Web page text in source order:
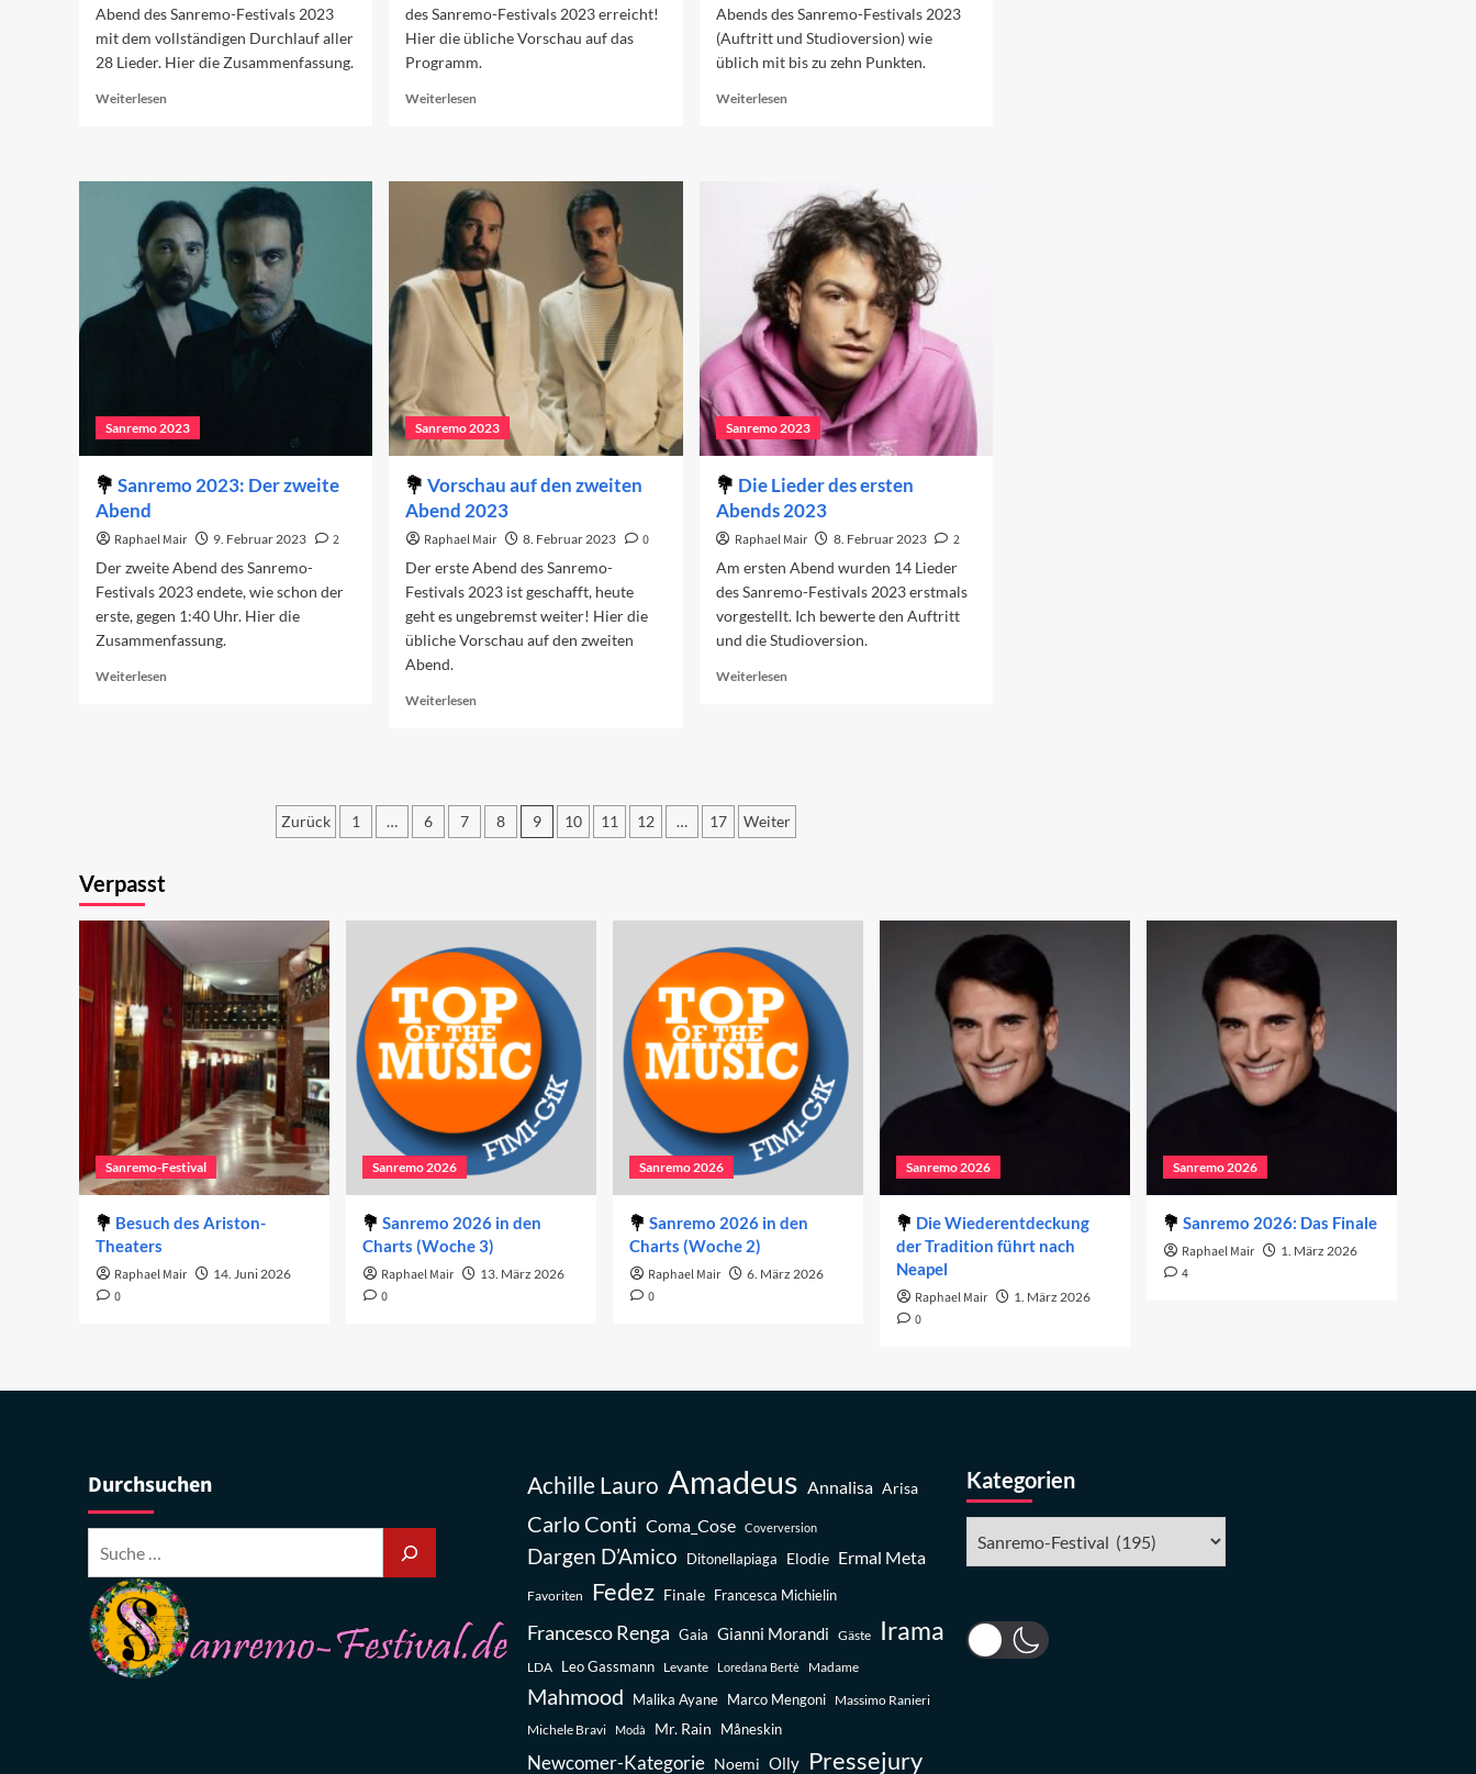
Abend des Sanremo-Festivals 2023
mit dem vollständigen Durchlauf aller
28 Lieder. Hier die Zusammenfassung.
Weiterlesen
2023:
Der
dritte
Abend
des Sanremo-Festivals 2023 erreicht!
Hier die übliche Vorschau auf das
Programm.
Weiterlesen
auf
den
dritten
Abend
2023
Abends des Sanremo-Festivals 2023
(Auftritt und Studioversion) wie
üblich mit bis zu zehn Punkten.
WeiterlesenRead
des
zweiten
Abends
2023
Sanremo 2023
Sanremo 2023: Der zweite
Abend
Raphael Mair 9. Februar 2023
2
Der zweite Abend des Sanremo-
Festivals 2023 endete, wie schon der
erste, gegen 1:40 Uhr. Hier die
Zusammenfassung.
Weiterlesen
Sanremo 2023
Vorschau auf den zweiten
Abend 2023
Raphael Mair 8. Februar 2023
0
Der erste Abend des Sanremo-
Festivals 2023 ist geschafft, heute
geht es ungebremst weiter! Hier die
übliche Vorschau auf den zweiten
Abend.
Weiterlesen
den
zweiten
Abend
Sanremo 2023
Die Lieder des ersten
Abends 2023
Raphael Mair 8. Februar 2023
2
Am ersten Abend wurden 14 Lieder
des Sanremo-Festivals 2023 erstmals
vorgestellt. Ich bewerte den Auftritt
und die Studioversion.
WeiterlesenRead
Abends
2023
Beiträge
Zurück 1 … 6 7 8 9 10 11 12 … 17 Weiter
Verpasst
Sanremo-Festival
Besuch des Ariston-
Theaters
Raphael Mair 14. Juni 2026
0
Sanremo 2026
Sanremo 2026 in den
Charts (Woche 3)
Raphael Mair 13. März 2026
0
Sanremo 2026
Sanremo 2026 in den
Charts (Woche 2)
Raphael Mair 6. März 2026
0
Sanremo 2026
Die Wiederentdeckung
der Tradition führt nach
Neapel
Raphael Mair 1. März 2026
0
Sanremo 2026
Sanremo 2026: Das Finale
Raphael Mair 1. März 2026
4
Durchsuchen Achille Lauro Amadeus Annalisa Arisa
Carlo Conti Coma_Cose Coverversion
Dargen D’Amico Ditonellapiaga Elodie Ermal Meta
Favoriten Fedez Finale Francesca Michielin
Francesco Renga Gaia Gianni Morandi Gäste Irama
LDA Leo Gassmann Levante Loredana Bertè Madame
Mahmood Malika Ayane Marco Mengoni
Massimo Ranieri
Michele Bravi
Modà Mr. Rain Måneskin
Newcomer-Kategorie Noemi Olly Pressejury
Kategorien